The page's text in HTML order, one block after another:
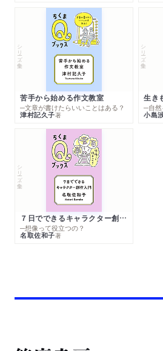
シリーズ・全集
苦手から始める作文教室
─文章が書けたらいいことはある？
津村記久子著
シリーズ・全集
生き
小島
シリーズ・全集
７日でできるキャラクター創作入門
─想像って役立つの？
名取佐和子著